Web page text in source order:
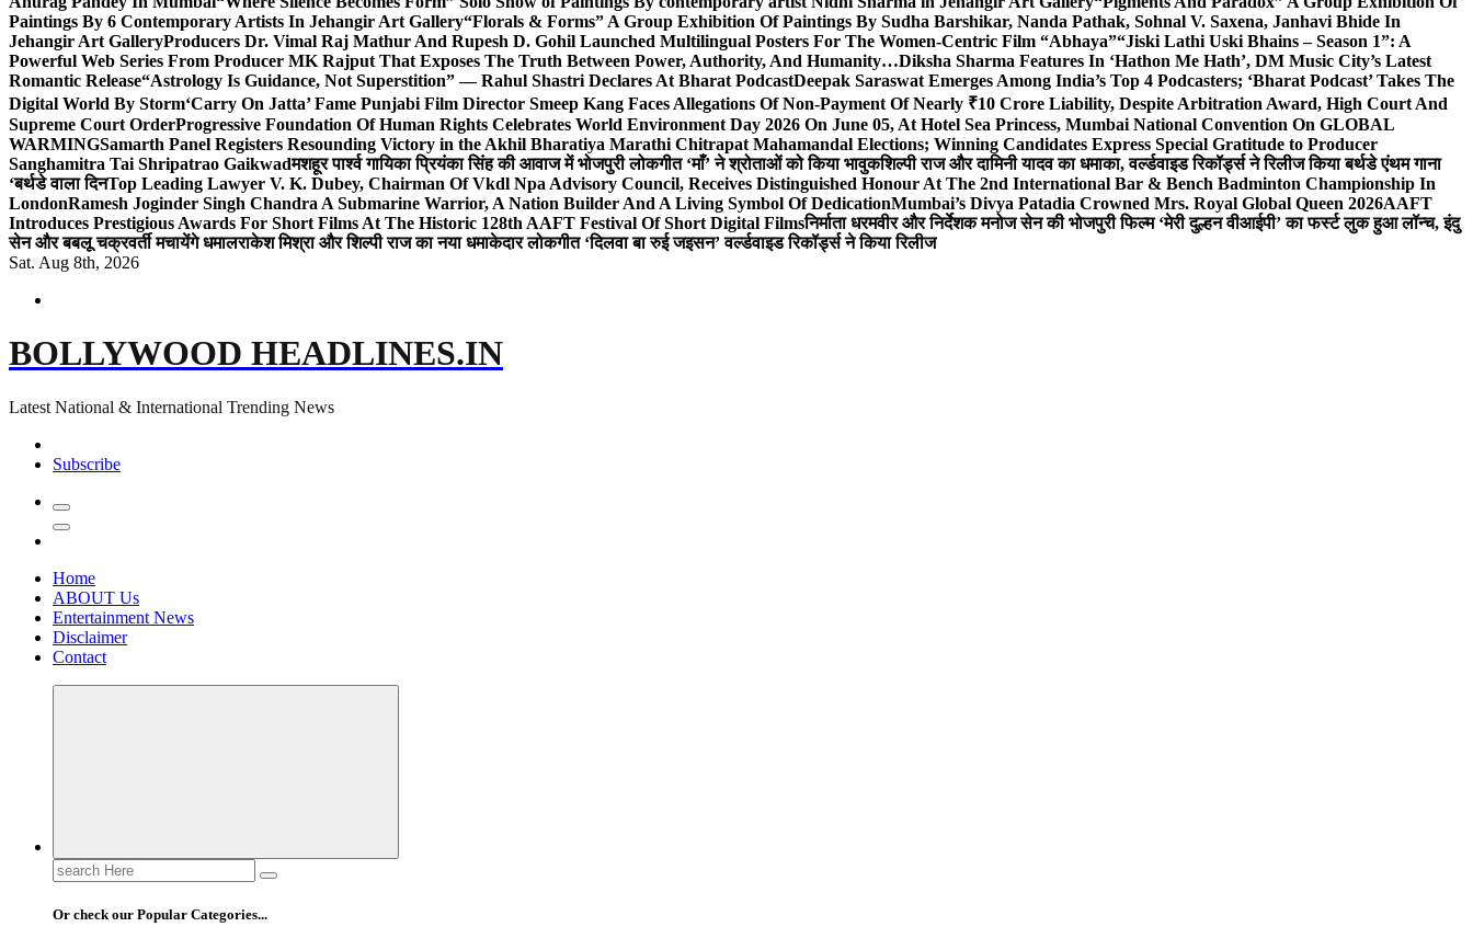
Paintings By 6 Contemporary Artists In Jehangir Art Gallery“Florals & Forms” A Group Exhibition Of Paintings By Sudha Barshikar, Nanda Pathak, Sohnal V. Saxena, Janhavi Bhide In
Jehangir Art GalleryProducers Dr. Vimal Raj Mathur And Rupesh D. Gohil Launched Multilingual Posters For The Women-Centric Film “Abhaya”“Jiski Lathi Uski Bhains – Season 1”: A
Powerful Web Series From Producer MK Rajput That Exposes The Truth Between Power, Authority, And Humanity…Diksha Sharma Features In ‘Hathon Me Hath’, DM Music City’s Latest
Romantic Release“Astrology Is Guidance, Not Superstition” — Rahul Shastri Declares At Bharat PodcastDeepak Saraswat Emerges Among India’s Top 4 Podcasters; ‘Bharat Podcast’ Takes The
Digital World By Storm‘Carry On Jatta’ Fame Punjabi Film Director Smeep Kang Faces Allegations Of Non-Payment Of Nearly ₹10 Crore Liability, Despite Arbitration Award, High Court And
Supreme Court OrderProgressive Foundation Of Human Rights Celebrates World Environment Day 2026 On June 05, At Hotel Sea Princess, Mumbai National Convention On GLOBAL
WARMINGSamarth Panel Registers Resounding Victory in the Akhil Bharatiya Marathi Chitrapat Mahamandal Elections; Winning Candidates Express Special Gratitude to Producer
Sanghamitra Tai Shripatrao Gaikwadमशहूर पार्श्व गायिका प्रियंका सिंह की आवाज में भोजपुरी लोकगीत ‘माँ’ ने श्रोताओं को किया भावुकशिल्पी राज और दामिनी यादव का धमाका, वर्ल्डवाइड रिकॉर्ड्स ने रिलीज किया बर्थडे एंथम गाना
‘बर्थडे वाला दिनTop Leading Lawyer V. K. Dubey, Chairman Of Vkdl Npa Advisory Council, Receives Distinguished Honour At The 2nd International Bar & Bench Badminton Championship In
LondonRamesh Joginder Singh Chandra A Submarine Warrior, A Nation Builder And A Living Symbol Of DedicationMumbai’s Divya Patadia Crowned Mrs. Royal Global Queen 2026AAFT
Introduces Prestigious Awards For Short Films At The Historic 128th AAFT Festival Of Short Digital Filmsनिर्माता धरमवीर और निर्देशक मनोज सेन की भोजपुरी फिल्म ‘मेरी दुल्हन वीआईपी’ का फर्स्ट लुक हुआ लॉन्च, इंदु
सेन और बबलू चक्रवर्ती मचायेंगे धमालराकेश मिश्रा और शिल्पी राज का नया धमाकेदार लोकगीत ‘दिलवा बा रुई जइसन’ वर्ल्डवाइड रिकॉर्ड्स ने किया रिलीज
Sat. Aug 8th, 2026
BOLLYWOOD HEADLINES.IN
Latest National & International Trending News
Subscribe
Home
ABOUT Us
Entertainment News
Disclaimer
Contact
Search
for:
Or check our Popular Categories...